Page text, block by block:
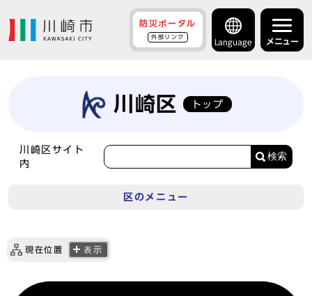
防災ポータル
外部リンク
Language メニュー
川崎区 トップ
川崎区サイト
内
検索
区のメニュー
現在位置 表示